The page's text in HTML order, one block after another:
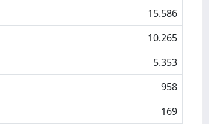
15.586
10.265
5.353
958
169